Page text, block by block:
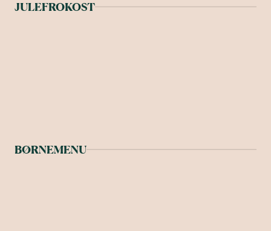
JULEFROKOST
BØRNEMENU